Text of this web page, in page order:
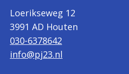
Loerikseweg 12
3991 AD Houten
030-6378642
info@pj23.nl